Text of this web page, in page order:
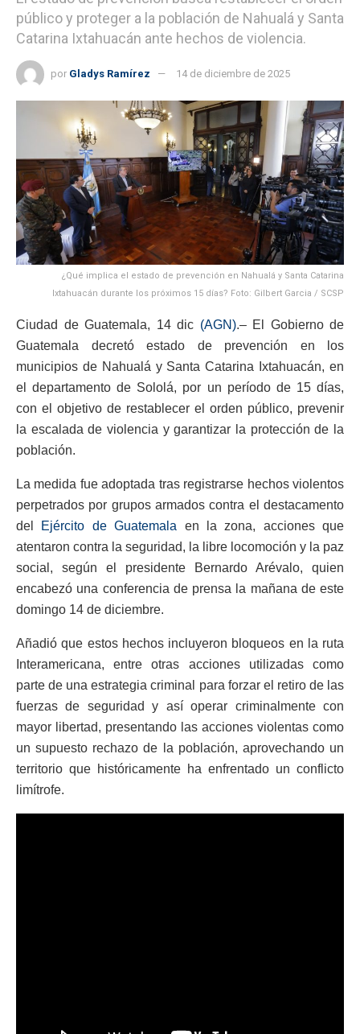
público y proteger a la población de Nahualá y Santa
Catarina Ixtahuacán ante hechos de violencia.
por Gladys Ramírez 14 de diciembre de 2025
¿Qué implica el estado de prevención en Nahualá y Santa Catarina
Ixtahuacán durante los próximos 15 días? Foto: Gilbert Garcia / SCSP
Ciudad de Guatemala, 14 dic (AGN).– El Gobierno de
Guatemala decretó estado de prevención en los
municipios de Nahualá y Santa Catarina Ixtahuacán, en
el departamento de Sololá, por un período de 15 días,
con el objetivo de restablecer el orden público, prevenir
la escalada de violencia y garantizar la protección de la
población.
La medida fue adoptada tras registrarse hechos violentos
perpetrados por grupos armados contra el destacamento
del Ejército de Guatemala en la zona, acciones que
atentaron contra la seguridad, la libre locomoción y la paz
social, según el presidente Bernardo Arévalo, quien
encabezó una conferencia de prensa la mañana de este
domingo 14 de diciembre.
Añadió que estos hechos incluyeron bloqueos en la ruta
Interamericana, entre otras acciones utilizadas como
parte de una estrategia criminal para forzar el retiro de las
fuerzas de seguridad y así operar criminalmente con
mayor libertad, presentando las acciones violentas como
un supuesto rechazo de la población, aprovechando un
territorio que históricamente ha enfrentado un conflicto
limítrofe.